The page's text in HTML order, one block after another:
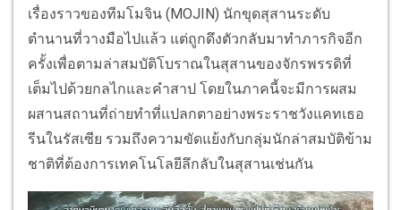
เรื่องราวของทีมโมจิน (MOJIN) นักขุดสุสานระดับ
ตำนานที่วางมือไปแล้ว แต่ถูกดึงตัวกลับมาทำภารกิจอีก
ครั้งเพื่อตามล่าสมบัติโบราณในสุสานของจักรพรรดิที่
เต็มไปด้วยกลไกและคำสาป โดยในภาคนี้จะมีการผสม
ผสานสถานที่ถ่ายทำที่แปลกตาอย่างพระราชวังแคทเธอ
รีนในรัสเซีย รวมถึงความขัดแย้งกับกลุ่มนักล่าสมบัติข้าม
ชาติที่ต้องการเทคโนโลยีลึกลับในสุสานเช่นกัน